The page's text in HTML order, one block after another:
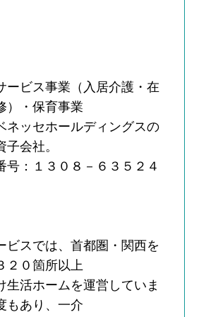
ービス事業（入居介護・在
）・保育事業
ネッセホールディングスの
子会社。
号：１３０８－６３５２４
ビスでは、首都圏・関西を
２０箇所以上
生活ホームを運営していま
もあり、一介